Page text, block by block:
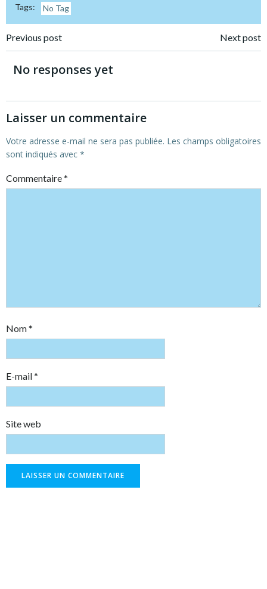
Tags: No Tag
Post
navigation
Previous post Next post
No responses yet
Laisser un commentaire
Votre adresse e-mail ne sera pas publiée. Les champs obligatoires
sont indiqués avec *
Commentaire*
Nom*
E-mail*
Site web